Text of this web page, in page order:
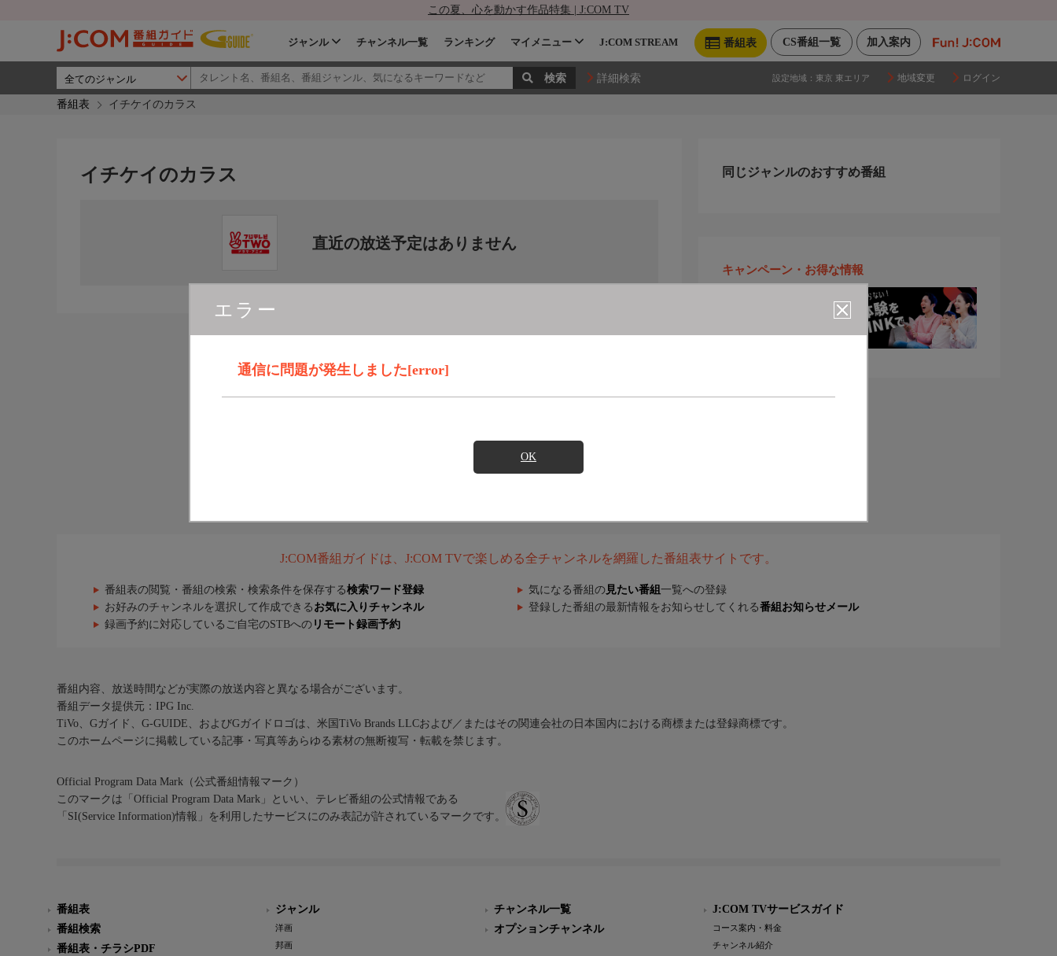
この夏、心を動かす作品特集 | J:COM TV
加入案内
CS番組一覧
番組表
ジャンル チャンネル一覧 ランキング マイメニュー J:COM STREAM
詳細検索 設定地域： 東京 東エリア 地域変更 ログイン
番組表 イチケイのカラス
エラー
通信に問題が発生しました[error]
OK
イチケイのカラス
直近の放送予定はありません
同じジャンルのおすすめ番組
キャンペーン・お得な情報
J:COM番組ガイドは、J:COM TVで楽しめる全チャンネルを網羅した番組表サイトです。
番組表の閲覧・番組の検索・検索条件を保存する検索ワード登録 気になる番組の 見たい番組 一覧への登録
お好みのチャンネルを選択して作成できる お気に入りチャンネル 登録した番組の最新情報をお知らせしてくれる番組お知らせメール
録画予約に対応しているご自宅のSTBへの リモート録画予約
番組内容、放送時間などが実際の放送内容と異なる場合がございます。
番組データ提供元：IPG Inc.
TiVo、Gガイド、G-GUIDE、およびGガイドロゴは、米国TiVo Brands LLCおよび／またはその関連会社の日本国内における商標または登録商標です。
このホームページに掲載している記事・写真等あらゆる素材の無断複写・転載を禁じます。
Official Program Data Mark（公式番組情報マーク）
このマークは「Official Program Data Mark」といい、テレビ番組の公式情報である
「SI(Service Information)情報」を利用したサービスにのみ表記が許されているマークです。
番組表
番組検索
番組表・チラシPDF
ジャンル
洋画
邦画
チャンネル一覧
オプションチャンネル
J:COM TVサービスガイド
コース案内・料金
チャンネル紹介